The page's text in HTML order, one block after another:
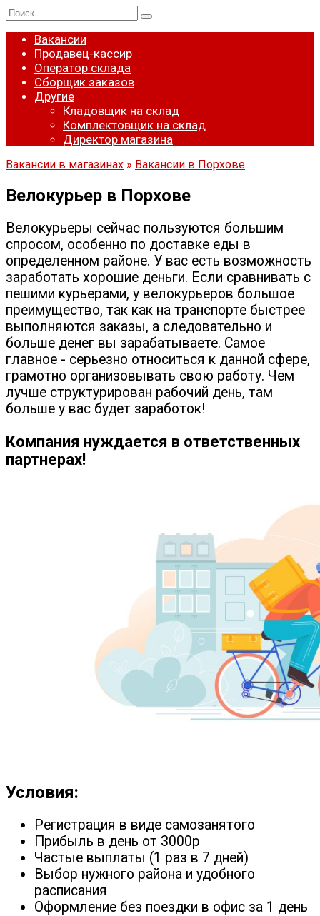
Перейти
к
содержанию
Search
for:
Вакансии
Продавец-кассир
Оператор склада
Сборщик заказов
Другие
Кладовщик на склад
Комплектовщик на склад
Директор магазина
Вакансии в магазинах » Вакансии в Порхове
Велокурьер в Порхове
Велокурьеры сейчас пользуются большим
спросом, особенно по доставке еды в
определенном районе. У вас есть возможность
заработать хорошие деньги. Если сравнивать с
пешими курьерами, у велокурьеров большое
преимущество, так как на транспорте быстрее
выполняются заказы, а следовательно и
больше денег вы зарабатываете. Самое
главное - серьезно относиться к данной сфере,
грамотно организовывать свою работу. Чем
лучше структурирован рабочий день, там
больше у вас будет заработок!
Компания нуждается в ответственных
партнерах!
Условия:
Регистрация в виде самозанятого
Прибыль в день от 3000р
Частые выплаты (1 раз в 7 дней)
Выбор нужного района и удобного
расписания
Оформление без поездки в офис за 1 день